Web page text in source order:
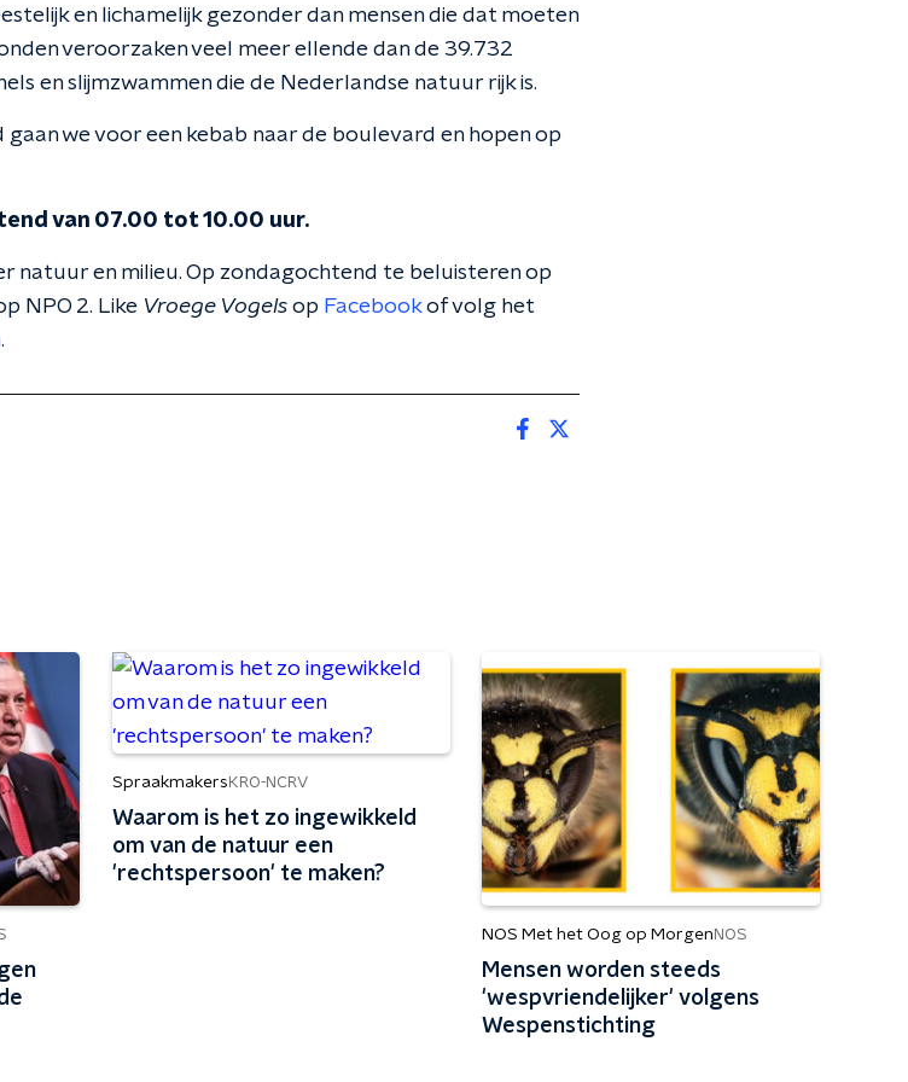
en lichamelijk gezonder dan mensen die dat moeten
veroorzaken veel meer ellende dan de 39.732
en slijmzwammen die de Nederlandse natuur rijk is.
gaan we voor een kebab naar de boulevard en hopen op
van 07.00 tot 10.00 uur.
natuur en milieu. Op zondagochtend te beluisteren op
NPO 2. Like Vroege Vogels op Facebookof volg het
.
Spraakmakers KRO-NCRV
Waarom is het zo ingewikkeld
om van de natuur een
'rechtspersoon' te maken?
NOS Met het Oog op Morgen NOS
Mensen worden steeds
'wespvriendelijker' volgens
Wespenstichting